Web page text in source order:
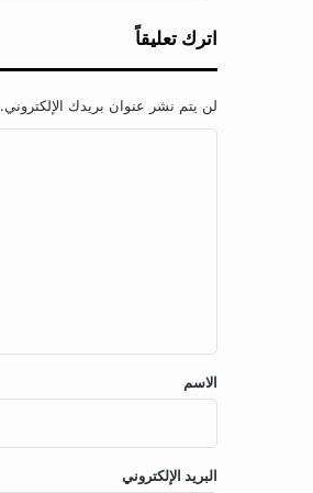
س
ج
اترك تعليقاً
لن يتم نشر عنوان بريدك الإلكتروني.
*
الاسم
البريد الإلكتروني